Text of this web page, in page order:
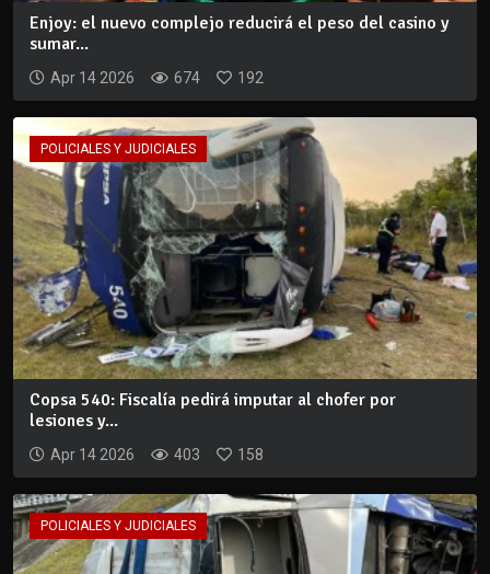
Enjoy: el nuevo complejo reducirá el peso del casino y
sumar...
Apr 14 2026 674 192
POLICIALES Y JUDICIALES
Copsa 540: Fiscalía pedirá imputar al chofer por
lesiones y...
Apr 14 2026 403 158
POLICIALES Y JUDICIALES